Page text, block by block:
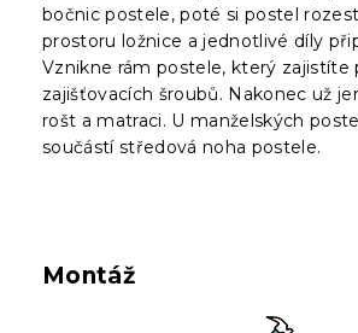
bočnic postele, poté si postel
prostoru ložnice a jednotlivé díly
Vznikne rám postele, který zajistíte
zajišťovacích šroubů. Nakonec už
rošt a matraci. U manželských
součástí středová noha postele.
Montáž